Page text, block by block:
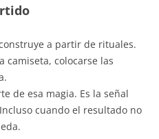
a partir de rituales.
camiseta, colocarse las
de esa magia. Es la señal
cuando el resultado no